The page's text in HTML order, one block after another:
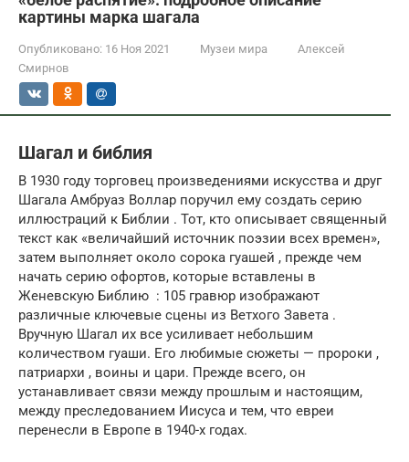
картины марка шагала
Опубликовано: 16 Ноя 2021 Музеи мира
Алексей
Смирнов
Шагал и библия
В 1930 году торговец произведениями искусства и друг
Шагала Амбруаз Воллар поручил ему создать серию
иллюстраций к Библии . Тот, кто описывает священный
текст как «величайший источник поэзии всех времен»,
затем выполняет около сорока гуашей , прежде чем
начать серию офортов, которые вставлены в
Женевскую Библию : 105 гравюр изображают
различные ключевые сцены из Ветхого Завета .
Вручную Шагал их все усиливает небольшим
количеством гуаши. Его любимые сюжеты — пророки ,
патриархи , воины и цари. Прежде всего, он
устанавливает связи между прошлым и настоящим,
между преследованием Иисуса и тем, что евреи
перенесли в Европе в 1940-х годах.